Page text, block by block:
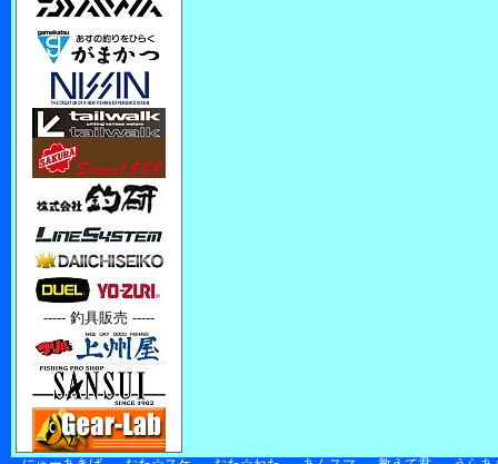
----- 釣具販売 -----